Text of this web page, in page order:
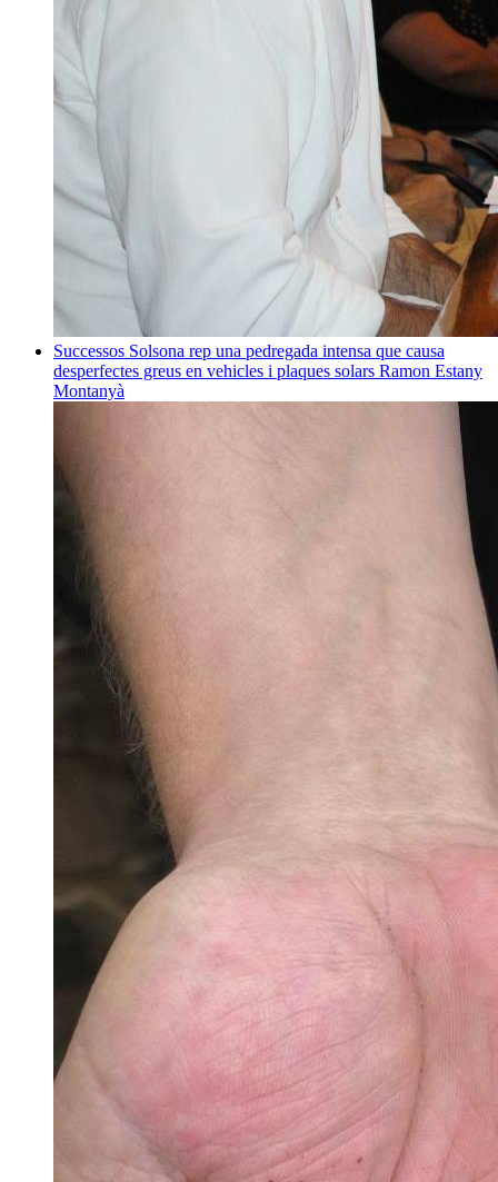
Successos Solsona rep una pedregada intensa que causa
desperfectes greus en vehicles i plaques solars Ramon Estany
Montanyà